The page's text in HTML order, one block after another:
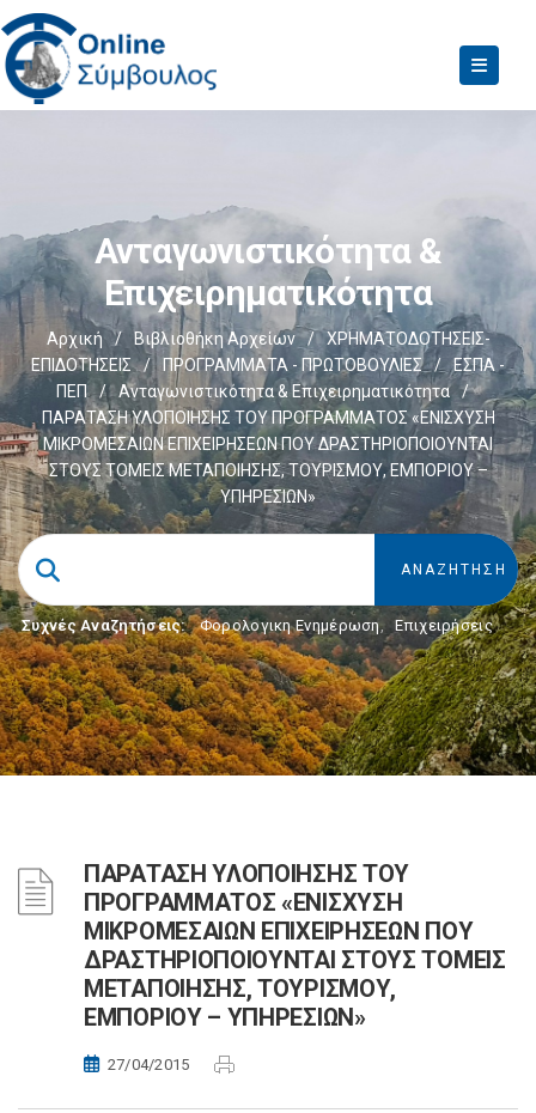
Ανταγωνιστικότητα &
Επιχειρηματικότητα
Αρχική / Βιβλιοθήκη Αρχείων /
ΧΡΗΜΑΤΟΔΟΤΗΣΕΙΣ-
ΕΠΙΔΟΤΗΣΕΙΣ
/ ΠΡΟΓΡΑΜΜΑΤΑ - ΠΡΩΤΟΒΟΥΛΙΕΣ /
ΕΣΠΑ -
ΠΕΠ
/ Ανταγωνιστικότητα & Επιχειρηματικότητα
/
ΠΑΡΑΤΑΣΗ ΥΛΟΠΟΙΗΣΗΣ ΤΟΥ ΠΡΟΓΡΑΜΜΑΤΟΣ «ΕΝΙΣΧΥΣΗ
ΜΙΚΡΟΜΕΣΑΙΩΝ ΕΠΙΧΕΙΡΗΣΕΩΝ ΠΟΥ ΔΡΑΣΤΗΡΙΟΠΟΙΟΥΝΤΑΙ
ΣΤΟΥΣ ΤΟΜΕΙΣ ΜΕΤΑΠΟΙΗΣΗΣ, ΤΟΥΡΙΣΜΟΥ, ΕΜΠΟΡΙΟΥ –
ΥΠΗΡΕΣΙΩΝ»
Συχνές Αναζητήσεις: Φορολογικη Ενημέρωση, Επιχειρήσεις
ΠΑΡΑΤΑΣΗ ΥΛΟΠΟΙΗΣΗΣ ΤΟΥ
ΠΡΟΓΡΑΜΜΑΤΟΣ «ΕΝΙΣΧΥΣΗ
ΜΙΚΡΟΜΕΣΑΙΩΝ ΕΠΙΧΕΙΡΗΣΕΩΝ ΠΟΥ
ΔΡΑΣΤΗΡΙΟΠΟΙΟΥΝΤΑΙ ΣΤΟΥΣ ΤΟΜΕΙΣ
ΜΕΤΑΠΟΙΗΣΗΣ, ΤΟΥΡΙΣΜΟΥ,
ΕΜΠΟΡΙΟΥ – ΥΠΗΡΕΣΙΩΝ»
27/04/2015